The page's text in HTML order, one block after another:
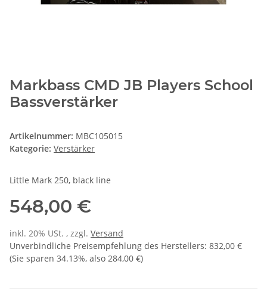
Markbass CMD JB Players School
Bassverstärker
Artikelnummer: MBC105015
Kategorie: Verstärker
Little Mark 250, black line
548,00 €
inkl. 20% USt. , zzgl. Versand
Unverbindliche Preisempfehlung des Herstellers: 832,00 €
(Sie sparen 34.13%, also 284,00 €)